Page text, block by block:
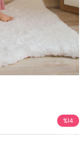
%14
İndirim